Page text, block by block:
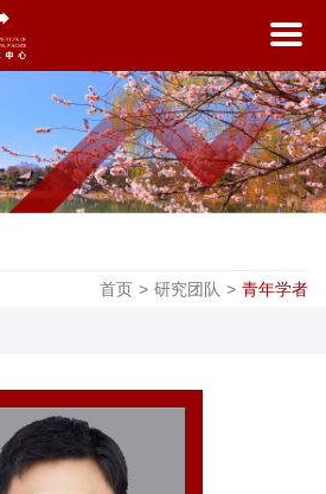
首页 > 研究团队 > 青年学者